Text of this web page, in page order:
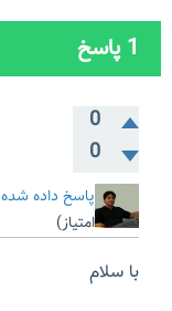
1پاسخ
0
0
پاسخ داده شده
امتیاز)
با سلام